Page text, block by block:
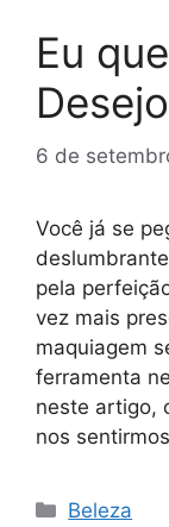
Eu
6 de
Você já se
pela
vez mais
maquiagem
ferramenta
neste artigo,
nos
Categorias
Beleza